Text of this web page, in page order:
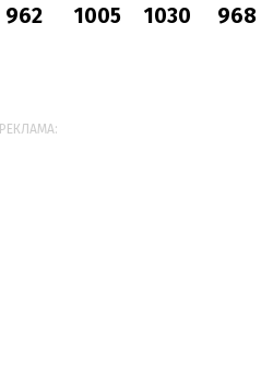
962 1005 1030 968
РЕКЛАМА: